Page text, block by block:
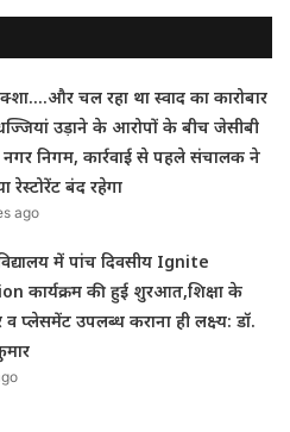
चल रहा था स्वाद का कारोबार
उड़ाने के आरोपों के बीच जेसीबी
निगम, कार्रवाई से पहले संचालक ने
रेस्टोरेंट बंद रहेगा
ago
में पांच दिवसीय Ignite
कार्यक्रम की हुई शुरआत,शिक्षा के
प्लेसमेंट उपलब्ध कराना ही लक्ष्य: डॉ.